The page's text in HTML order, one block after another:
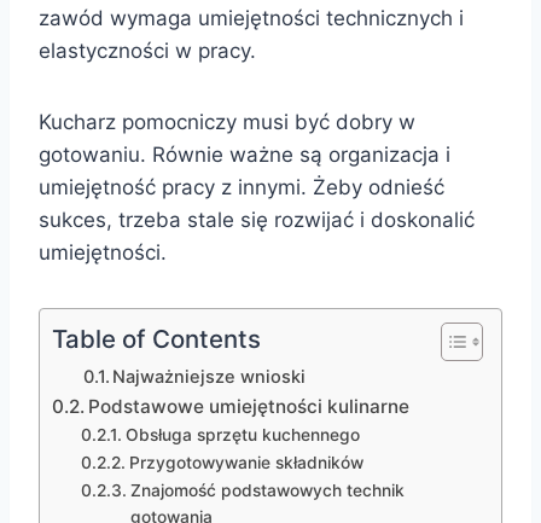
zawód wymaga umiejętności technicznych i
elastyczności w pracy.
Kucharz pomocniczy musi być dobry w
gotowaniu. Równie ważne są organizacja i
umiejętność pracy z innymi. Żeby odnieść
sukces, trzeba stale się rozwijać i doskonalić
umiejętności.
Table of Contents
Najważniejsze wnioski
Podstawowe umiejętności kulinarne
Obsługa sprzętu kuchennego
Przygotowywanie składników
Znajomość podstawowych technik
gotowania